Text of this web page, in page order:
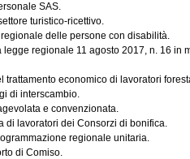
SAS.
turistico-ricettivo.
delle persone con disabilità.
regionale 11 agosto 2017, n. 16 in
trattamento economico di lavoratori
di interscambio.
e convenzionata.
di lavoratori dei Consorzi di bonifica.
regionale unitaria.
di Comiso.